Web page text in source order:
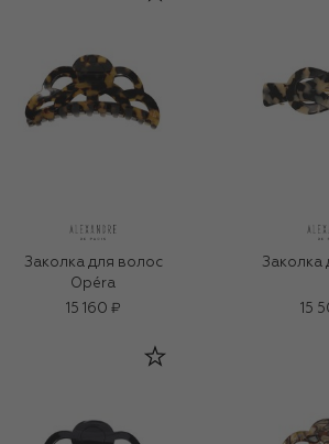
Заколка для волос
Opéra
15 160 ₽
Заколка
15